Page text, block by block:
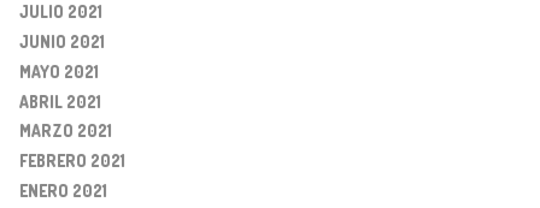
JULIO 2021
JUNIO 2021
MAYO 2021
ABRIL 2021
MARZO 2021
FEBRERO 2021
ENERO 2021